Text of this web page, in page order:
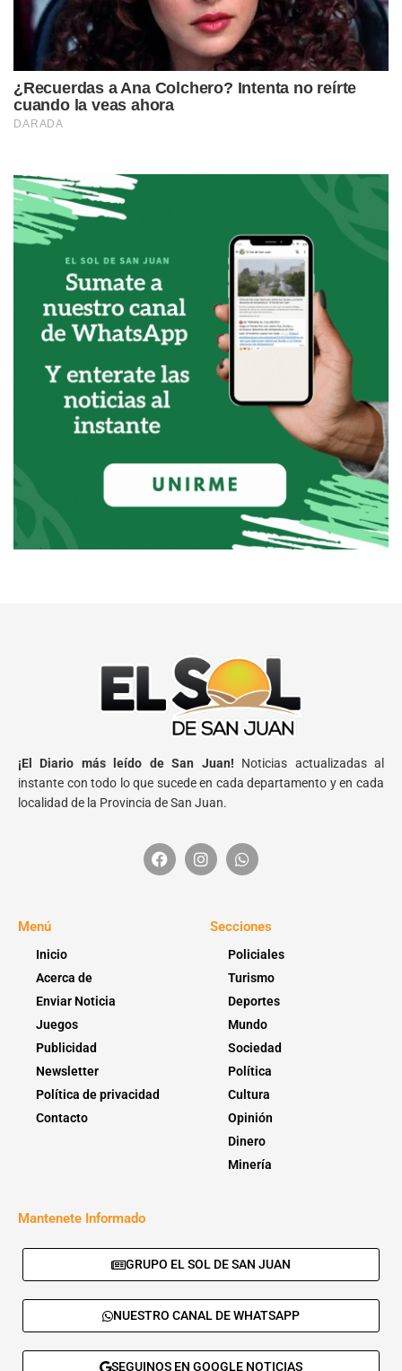
¡El Diario más leído de San Juan! Noticias actualizadas al
instante con todo lo que sucede en cada departamento y en cada
localidad de la Provincia de San Juan.
Menú
Inicio
Acerca de
Enviar Noticia
Juegos
Publicidad
Newsletter
Política de privacidad
Contacto
Secciones
Policiales
Turismo
Deportes
Mundo
Sociedad
Política
Cultura
Opinión
Dinero
Minería
Mantenete Informado
GRUPO EL SOL DE SAN JUAN
NUESTRO CANAL DE WHATSAPP
SEGUINOS EN GOOGLE NOTICIAS